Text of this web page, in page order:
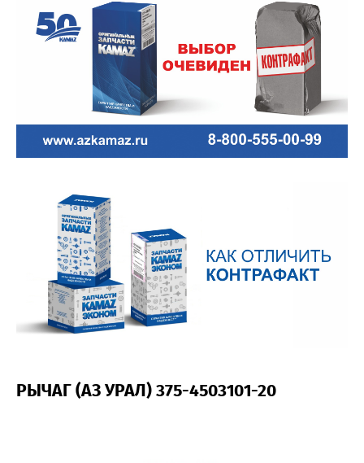
РЫЧАГ (АЗ УРАЛ) 375-4503101-20